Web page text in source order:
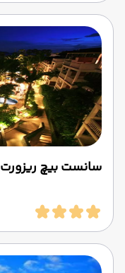
سانست بیچ ریزورت